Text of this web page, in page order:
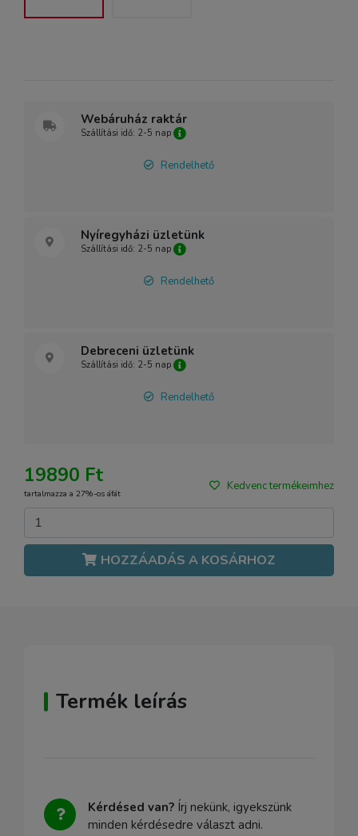
Webáruház raktár
Szállítási idő: 2-5 nap
Rendelhető
Nyíregyházi üzletünk
Szállítási idő: 2-5 nap
Rendelhető
Debreceni üzletünk
Szállítási idő: 2-5 nap
Rendelhető
19890 Ft
tartalmazza a 27%-os áfát
Kedvenc termékeimhez
HOZZÁADÁS A KOSÁRHOZ
Termék leírás
Kérdésed van? Írj nekünk, igyekszünk
minden kérdésedre választ adni.